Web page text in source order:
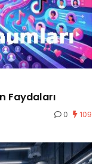
Faydaları
0 109